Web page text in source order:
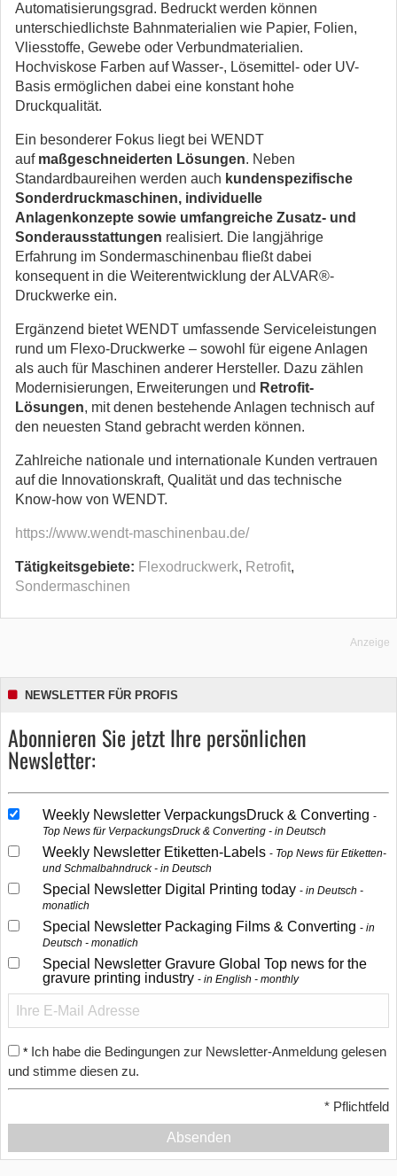
Automatisierungsgrad. Bedruckt werden können
unterschiedlichste Bahnmaterialien wie Papier, Folien,
Vliesstoffe, Gewebe oder Verbundmaterialien.
Hochviskose Farben auf Wasser-, Lösemittel- oder UV-
Basis ermöglichen dabei eine konstant hohe
Druckqualität.
Ein besonderer Fokus liegt bei WENDT
auf maßgeschneiderten Lösungen. Neben
Standardbaureihen werden auch kundenspezifische
Sonderdruckmaschinen, individuelle
Anlagenkonzepte sowie umfangreiche Zusatz- und
Sonderausstattungen realisiert. Die langjährige
Erfahrung im Sondermaschinenbau fließt dabei
konsequent in die Weiterentwicklung der ALVAR®-
Druckwerke ein.
Ergänzend bietet WENDT umfassende Serviceleistungen
rund um Flexo-Druckwerke – sowohl für eigene Anlagen
als auch für Maschinen anderer Hersteller. Dazu zählen
Modernisierungen, Erweiterungen und Retrofit-
Lösungen, mit denen bestehende Anlagen technisch auf
den neuesten Stand gebracht werden können.
Zahlreiche nationale und internationale Kunden vertrauen
auf die Innovationskraft, Qualität und das technische
Know-how von WENDT.
https://www.wendt-maschinenbau.de/
Tätigkeitsgebiete: Flexodruckwerk, Retrofit,
Sondermaschinen
Anzeige
NEWSLETTER FÜR PROFIS
Abonnieren Sie jetzt Ihre persönlichen
Newsletter:
Weekly Newsletter VerpackungsDruck & Converting
Top News für VerpackungsDruck & Converting - in Deutsch
Weekly Newsletter Etiketten-Labels
Top News für Etiketten-
und Schmalbahndruck - in Deutsch
Special Newsletter Digital Printing today
in Deutsch -
monatlich
Special Newsletter Packaging Films & Converting
in
Deutsch - monatlich
Special Newsletter Gravure Global Top news for the
gravure printing industry
in English - monthly
* Ich habe die Bedingungen zur Newsletter-Anmeldung gelesen
und stimme diesen zu.
* Pflichtfeld
Absenden